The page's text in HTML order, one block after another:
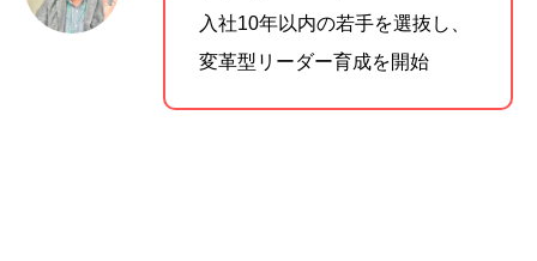
入社10年以内の若手を選抜し、
変革型リーダー育成を開始